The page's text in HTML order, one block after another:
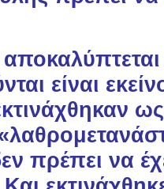
είναι
πρέπει να